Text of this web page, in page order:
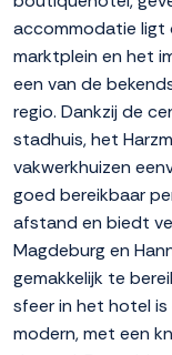
accommodatie
marktplein en het
een van de
regio. Dankzij de
stadhuis, het
vakwerkhuizen
goed bereikbaar
afstand en biedt
Magdeburg en
gemakkelijk te
sfeer in het hotel
modern, met een